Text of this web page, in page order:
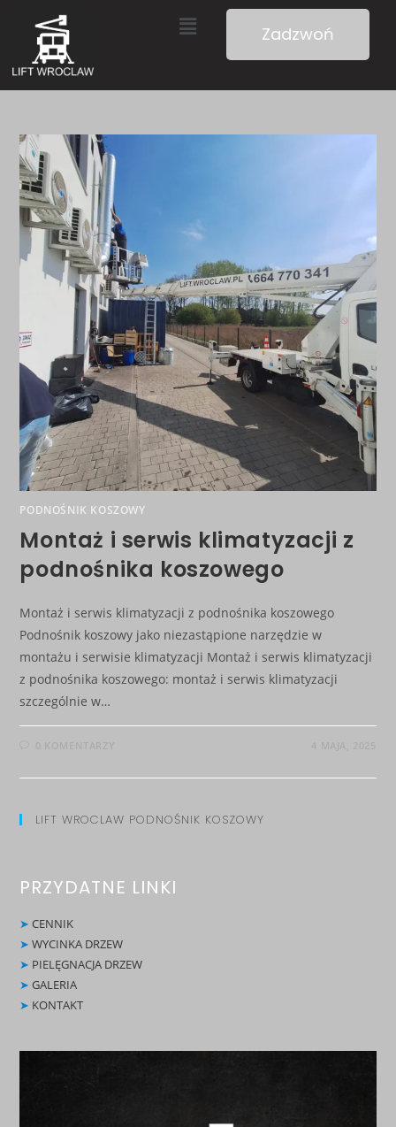
Zadzwoń
PODNOŚNIK KOSZOWY
Montaż i serwis klimatyzacji z
podnośnika koszowego
Montaż i serwis klimatyzacji z podnośnika koszowego
Podnośnik koszowy jako niezastąpione narzędzie w
montażu i serwisie klimatyzacji Montaż i serwis klimatyzacji
z podnośnika koszowego: montaż i serwis klimatyzacji
szczególnie w…
LIFT WROCLAW PODNOŚNIK KOSZOWY
PRZYDATNE LINKI
➤CENNIK
➤WYCINKA DRZEW
➤ PIELĘGNACJA DRZEW
➤GALERIA
➤ KONTAKT